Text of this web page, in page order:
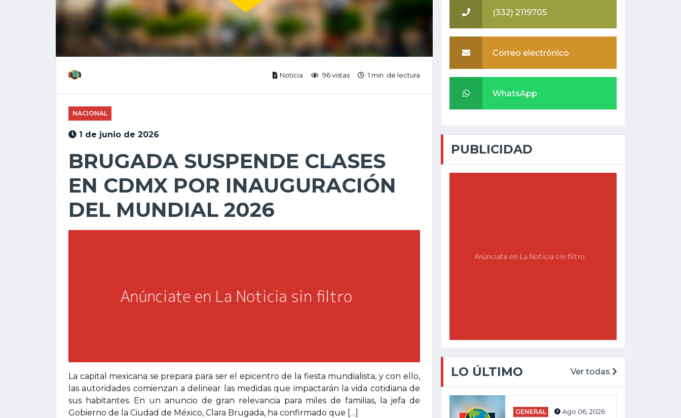
Noticia 96 vistas 1 min. de lectura
NACIONAL
1 de junio de 2026
BRUGADA SUSPENDE CLASES
EN CDMX POR INAUGURACIÓN
DEL MUNDIAL 2026
La capital mexicana se prepara para ser el epicentro de la fiesta mundialista, y con ello,
las autoridades comienzan a delinear las medidas que impactarán la vida cotidiana de
sus habitantes. En un anuncio de gran relevancia para miles de familias, la jefa de
Gobierno de la Ciudad de México, Clara Brugada, ha confirmado que […]
(332) 2119705
Correo electrónico
WhatsApp
PUBLICIDAD
LO ÚLTIMO Ver todas
GENERAL Ago 06, 2026